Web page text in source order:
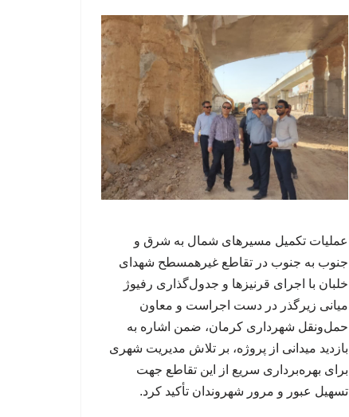
عملیات تکمیل مسیرهای شمال به شرق و
جنوب به جنوب در تقاطع غیرهمسطح شهدای
خلبان با اجرای قرنیزها و جدول‌گذاری رفیوژ
میانی زیرگذر در دست اجراست و معاون
حمل‌ونقل شهرداری کرمان، ضمن اشاره به
بازدید میدانی از پروژه، بر تلاش مدیریت شهری
برای بهره‌برداری سریع از این تقاطع جهت
تسهیل عبور و مرور شهروندان تأکید کرد.